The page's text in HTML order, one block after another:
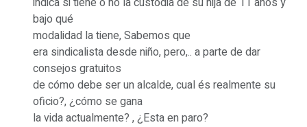
bajo qué
modalidad la tiene, Sabemos que
era sindicalista desde niño, pero,.. a parte de dar
consejos gratuitos
de cómo debe ser un alcalde, cual és realmente su
oficio?, ¿cómo se gana
la vida actualmente? , ¿Esta en paro?